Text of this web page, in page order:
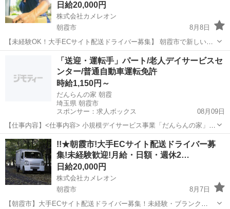
日給20,000円
株式会社カメレオン
朝霞市
8月8日
【未経験OK！大手ECサイト配送ドライバー募集】 朝霞市で新しいス
タートを切りませんか？普通免許があれば、年齢・性別・学歴・職歴
不問！未経験の方でも安心の研修制度をご用意しています→軽くて積
み込みやすい荷物が中心なので、体...
ドライバー 積み込み
「送迎・運転手」パート/老人デイサービスセ
ンター/普通自動車運転免許
時給1,150円～
だんらんの家 朝霞
埼玉県 朝霞市
スポンサー：求人ボックス
08月09日
【仕事内容】<仕事内容> 小規模デイサービス事業「だんらんの家」で
の送迎業務全般 (乗降介助・歩行介助等含む) 出勤→当日送迎する方の
人数・場所確認 →忘れ物がないか荷物チェック →ご家族への伝達事項
があるかを従業員に確認 →送迎...
アルバイト・パート
!!★朝霞市!大手ECサイト配送ドライバー募
集!未経験歓迎!月給・日額・週休2…
日給20,000円
株式会社カメレオン
朝霞市
8月7日
【朝霞市】大手ECサイト配送ドライバー募集！未経験・ブランク